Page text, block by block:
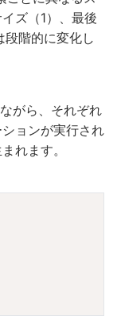
ズ（1）、最後
段階的に変化し
がら、それぞれ
ョンが実行され
れます。